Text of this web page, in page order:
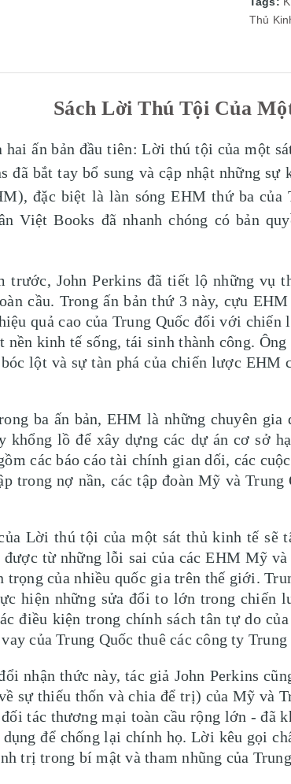
Thủ
Sách Lời Thú Tội Của
hai ấn bản đầu tiên: Lời thú tội của một
đã bắt tay bổ sung và cập nhật những
đặc biệt là làn sóng EHM thứ ba của
Việt Books đã nhanh chóng có bản
trước, John Perkins đã tiết lộ những vụ
cầu. Trong ấn bản thứ 3 này, cựu
quả cao của Trung Quốc đối với
nền kinh tế sống, tái sinh thành công.
lột và sự tàn phá của chiến lược
ba ấn bản, EHM là những chuyên
khổng lồ để xây dựng các dự án cơ sở
các báo cáo tài chính gian dối, các
trong nợ nần, các tập đoàn Mỹ và
Lời thú tội của một sát thủ kinh tế sẽ
được từ những lỗi sai của các EHM Mỹ
trọng của nhiều quốc gia trên thế giới.
hiện những sửa đổi to lớn trong chiến
điều kiện trong chính sách tân tự do
của Trung Quốc thuê các công ty
nhận thức này, tác giả John Perkins
sự thiếu thốn và chia để trị) của Mỹ và
tác thương mại toàn cầu rộng lớn - đã
để chống lại chính họ. Lời kêu gọi
trị trong bí mật và tham nhũng của